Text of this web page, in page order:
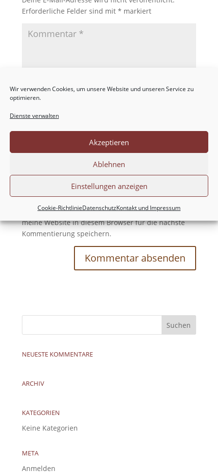
Wir verwenden Cookies, um unsere Website und unseren Service zu
optimieren.
Dienste verwalten
Akzeptieren
Ablehnen
Einstellungen anzeigen
Cookie-RichtlinieDatenschutzKontakt und Impressum
Erforderliche Felder sind mit * markiert
Meinen Namen, meine E-Mail-Adresse und
meine Website in diesem Browser für die nächste
Kommentierung speichern.
NEUESTE KOMMENTARE
ARCHIV
KATEGORIEN
Keine Kategorien
META
Anmelden